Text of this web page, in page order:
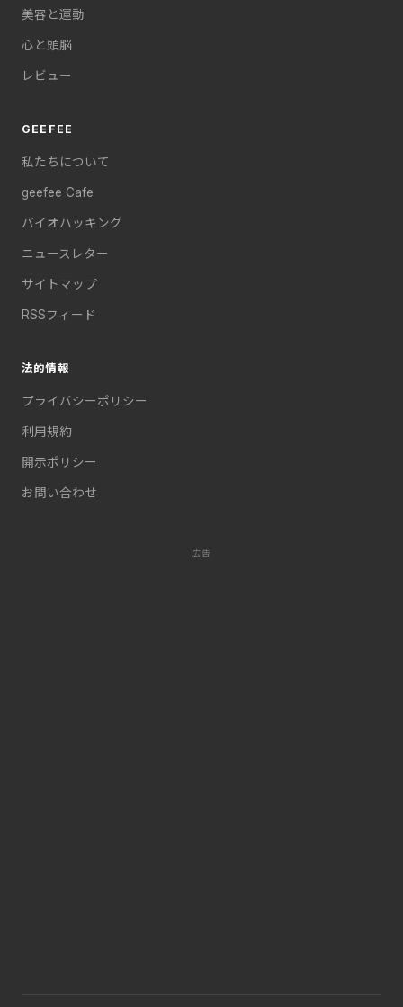
美容と運動
心と頭脳
レビュー
GEEFEE
私たちについて
geefee Cafe
バイオハッキング
ニュースレター
サイトマップ
RSSフィード
法的情報
プライバシーポリシー
利用規約
開示ポリシー
お問い合わせ
広告